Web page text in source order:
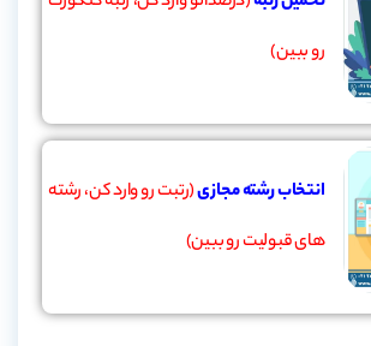
رو ببین)
انتخاب رشته مجازی(رتبت رو وارد کن، رشته
های قبولیت رو ببین)